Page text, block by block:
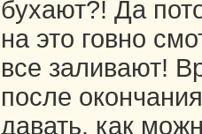
бухают?! Да
на это говно
все заливают!
после
давать, как